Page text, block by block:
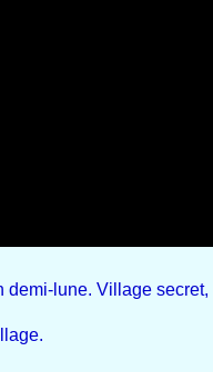
lune. Village